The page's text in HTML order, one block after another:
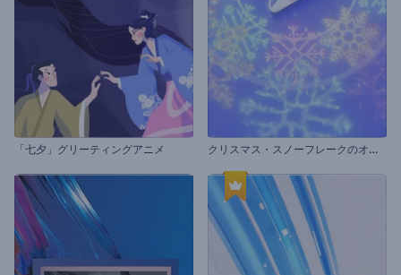
「七夕」グリーティングアニメ ク
リスマス・スノーフレークのオープニング動画